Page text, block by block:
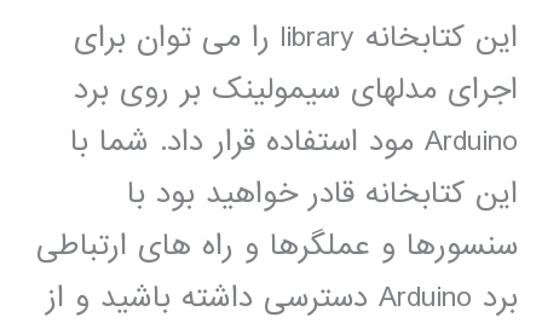
این کتابخانه library را می توان برای
اجرای مدلهای سیمولینک بر روی برد
Arduino مود استفاده قرار داد. شما با
این کتابخانه قادر خواهید بود با
سنسورها و عملگرها و راه های ارتباطی
برد Arduino دسترسی داشته باشید و از